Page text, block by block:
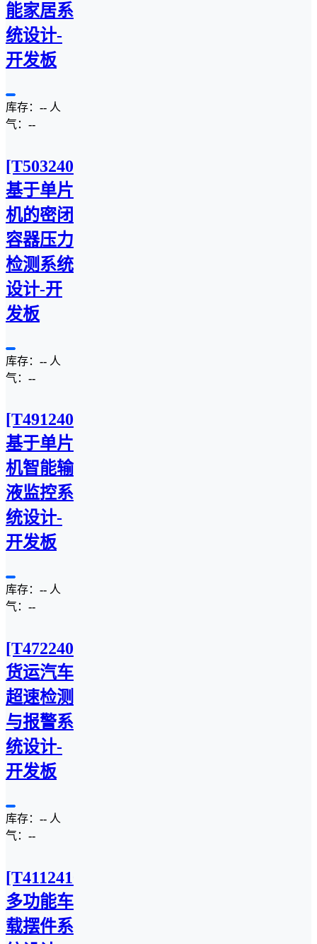
能家居系
统设计-
开发板
库存： -- 人
气： --
[T5032407C]
基于单片
机的密闭
容器压力
检测系统
设计-开
发板
库存： -- 人
气： --
[T4912407C]
基于单片
机智能输
液监控系
统设计-
开发板
库存： -- 人
气： --
[T4722407C]
货运汽车
超速检测
与报警系
统设计-
开发板
库存： -- 人
气： --
[T4112410M]
多功能车
载摆件系